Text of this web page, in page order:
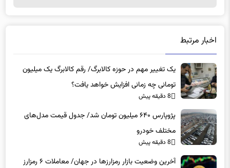
یک تغییر مهم در حوزه کالابرگ/ رقم کالابرگ یک میلیون
تومانی چه زمانی افزایش خواهد یافت؟
پژوپارس ۶۴۰ میلیون تومان شد/ جدول قیمت مدل‌های
مختلف خودرو
8 دقیقه پیش
متوقف شد